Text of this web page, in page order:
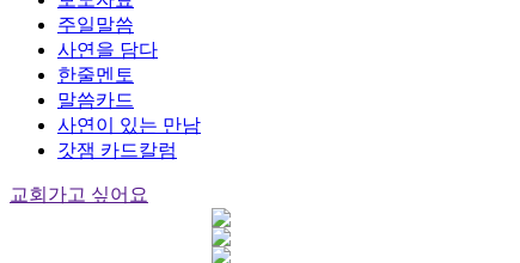
주일말씀
사연을 담다
한줄멘토
말씀카드
사연이 있는 만남
갓잼 카드칼럼
교회가고 싶어요